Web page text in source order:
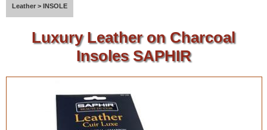
Leather > INSOLE
Luxury Leather on Charcoal
Insoles SAPHIR